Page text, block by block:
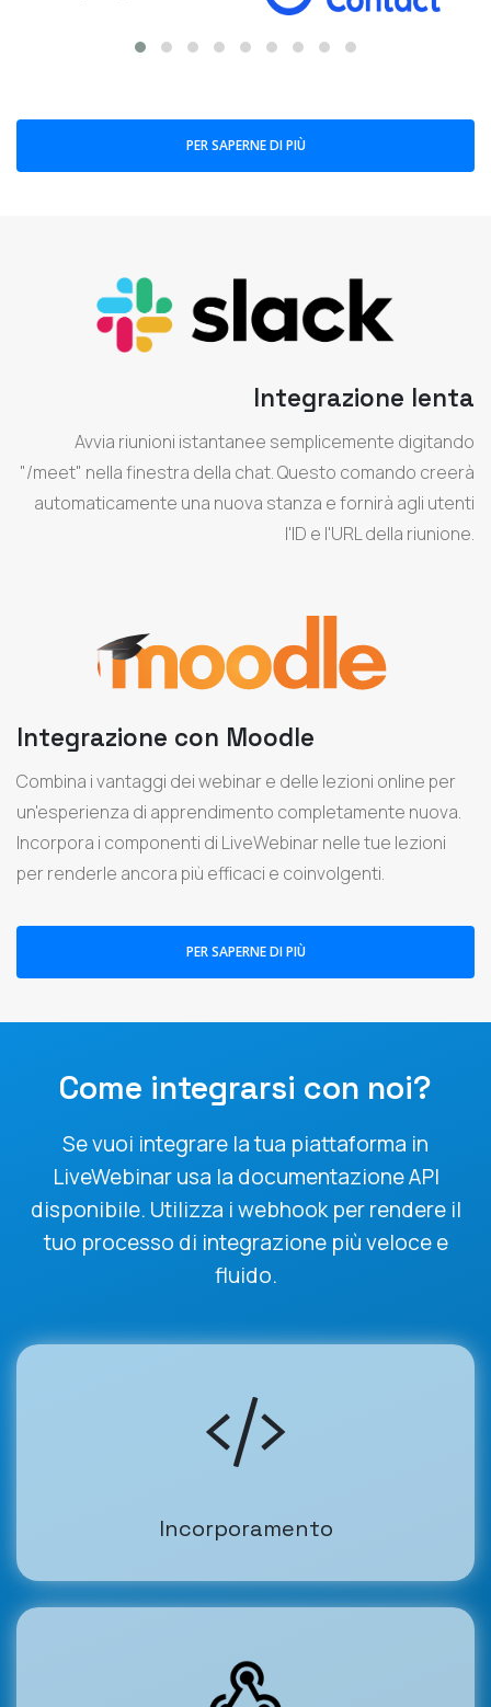
PER SAPERNE DI PIÙ
Integrazione lenta
Avvia riunioni istantanee semplicemente digitando
"/meet" nella finestra della chat. Questo comando creerà
automaticamente una nuova stanza e fornirà agli utenti
l'ID e l'URL della riunione.
Integrazione con Moodle
Combina i vantaggi dei webinar e delle lezioni online per
un'esperienza di apprendimento completamente nuova.
Incorpora i componenti di LiveWebinar nelle tue lezioni
per renderle ancora più efficaci e coinvolgenti.
PER SAPERNE DI PIÙ
Come integrarsi con noi?
Se vuoi integrare la tua piattaforma in
LiveWebinar usa la documentazione API
disponibile. Utilizza i webhook per rendere il
tuo processo di integrazione più veloce e
fluido.
Incorporamento